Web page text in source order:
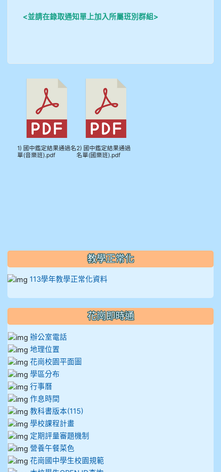
910呂芃澔
911王祉傑
911張 婷
912彭子宸
914王苡澄
<並請在錄取通知單上加入所屬班別群組>
1) 國中鑑定結果通過名
單(音樂班).pdf
2) 國中鑑定結果通過
名單(國樂班).pdf
教學正常化
113學年教學正常化資料
花崗即時通
辦公室電話
地理位置
花崗校園平面圖
學區分布
行事曆
作息時間
教科書版本(115)
學校課程計畫
定期評量審題機制
營養午餐菜色
花崗國中學生校園規範